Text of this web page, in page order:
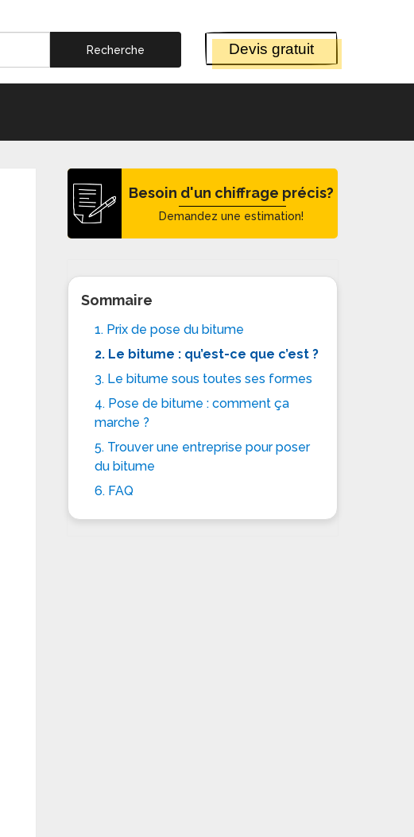
Devis gratuit
Besoin d'un chiffrage précis?
Demandez une estimation!
Sommaire
1. Prix de pose du bitume
2. Le bitume : qu’est-ce que c’est ?
3. Le bitume sous toutes ses formes
4. Pose de bitume : comment ça
marche ?
5. Trouver une entreprise pour poser
du bitume
6. FAQ